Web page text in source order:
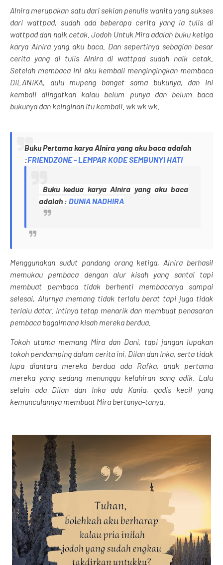
Alnira merupakan satu dari sekian penulis wanita yang sukses
dari wattpad, sudah ada beberapa cerita yang ia tulis di
wattpad dan naik cetak. Jodoh Untuk Mira adalah buku ketiga
karya Alnira yang aku baca. Dan sepertinya sebagian besar
cerita yang di tulis Alnira di wattpad sudah naik cetak.
Setelah membaca ini aku kembali mengingingkan membaca
DILANIKA, dulu mupeng banget sama bukunya, dan ini
kembali diingatkan kalau belum punya dan belum baca
bukunya dan keinginan itu kembali. wk wk wk.
Buku Pertama karya Alnira yang aku baca adalah
:FRIENDZONE - LEMPAR KODE SEMBUNYI HATI
Buku kedua karya Alnira yang aku baca
adalah : DUNIA NADHIRA
Menggunakan sudut pandang orang ketiga, Alnira berhasil
memukau pembaca dengan alur kisah yang santai tapi
membuat pembaca tidak berhenti membacanya sampai
selesai, Alurnya memang tidak terlalu berat tapi juga tidak
terlalu datar. Intinya tetap menarik dan membuat penasaran
pembaca bagaimana kisah mereka berdua.
Tokoh utama memang Mira dan Dani, tapi jangan lupakan
tokoh pendamping dalam cerita ini, Dilan dan Inka, serta tidak
lupa diantara mereka berdua ada Rafka, anak pertama
mereka yang sedang menunggu kelahiran sang adik. Lalu
selain ada Dilan dan Inka ada Kania, gadis kecil yang
kemunculannya membuat Mira bertanya-tanya.